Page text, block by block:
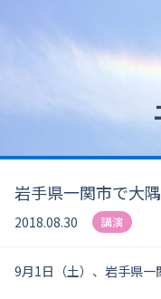
岩手県一関市で大
2018.08.30 講演
9月1日（土）、岩手県一